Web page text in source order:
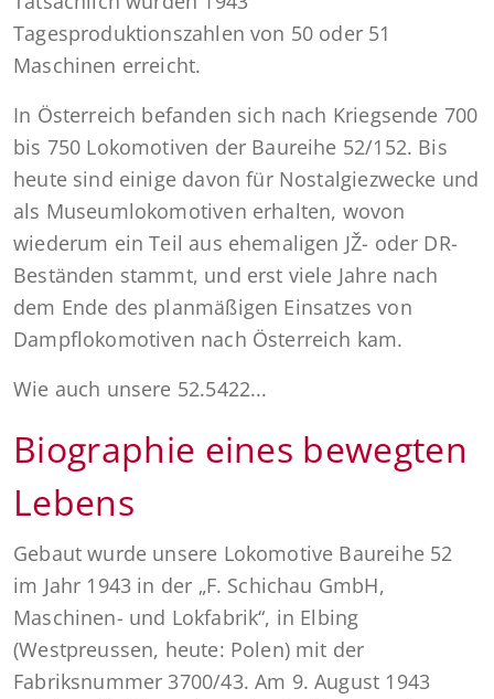
Tagesproduktionszahlen von 50 oder 51
Maschinen erreicht.
In Österreich befanden sich nach Kriegsende 700
bis 750 Lokomotiven der Baureihe 52/152. Bis
heute sind einige davon für Nostalgiezwecke und
als Museumlokomotiven erhalten, wovon
wiederum ein Teil aus ehemaligen JŽ- oder DR-
Beständen stammt, und erst viele Jahre nach
dem Ende des planmäßigen Einsatzes von
Dampflokomotiven nach Österreich kam.
Wie auch unsere 52.5422...
Biographie eines bewegten
Lebens
Gebaut wurde unsere Lokomotive Baureihe 52
im Jahr 1943 in der „F. Schichau GmbH,
Maschinen- und Lokfabrik“, in Elbing
(Westpreussen, heute: Polen) mit der
Fabriksnummer 3700/43. Am 9. August 1943